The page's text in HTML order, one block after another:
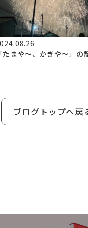
「たまや～、かぎや～」の
ブログトップへ戻